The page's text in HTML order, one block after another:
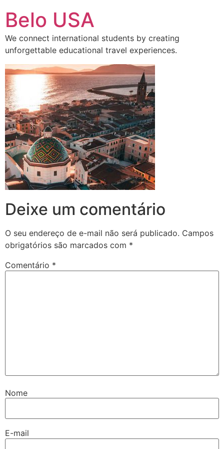
para
conteúdo
Belo USA
We connect international students by creating
unforgettable educational travel experiences.
Deixe um comentário
O seu endereço de e-mail não será publicado. Campos
obrigatórios são marcados com *
Comentário *
Nome
E-mail